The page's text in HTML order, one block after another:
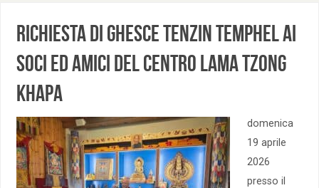
Richiesta di Ghesce Tenzin Temphel ai
soci ed amici del Centro Lama Tzong
Khapa
domenica
19 aprile
2026
presso il